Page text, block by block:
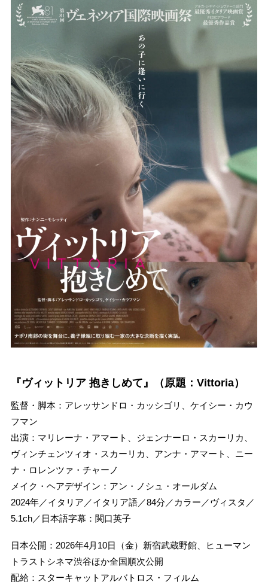
『ヴィットリア 抱きしめて』（原題：Vittoria）
監督・脚本：アレッサンドロ・カッシゴリ、ケイシー・カウ
フマン
出演：マリレーナ・アマート、ジェンナーロ・スカーリカ、
ヴィンチェンツィオ・スカーリカ、アンナ・アマート、ニー
ナ・ロレンツァ・チャーノ
メイク・ヘアデザイン：アン・ノシュ・オールダム
2024年／イタリア／イタリア語／84分／カラー／ヴィスタ／
5.1ch／日本語字幕：関口英子
日本公開：2026年4月10日（金）新宿武蔵野館、ヒューマン
トラストシネマ渋谷ほか全国順次公開
配給：スターキャットアルバトロス・フィルム